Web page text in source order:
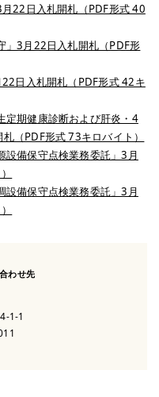
22日入札開札（PDF形式 40
」3月22日入札開札（PDF形
日入札開札（PDF形式 42キ
期健康診断および肝炎・4
（PDF形式 73キロバイト）
備保守点検業務委託」3月
備保守点検業務委託」3月
わせ先
4-1-1